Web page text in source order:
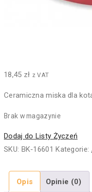
18,45 zł z VAT
Ceramiczna miska dla
Brak w magazynie
Dodaj do Listy Życzeń
SKU: BK-16601 Kategorie:
Opis Opinie (0)